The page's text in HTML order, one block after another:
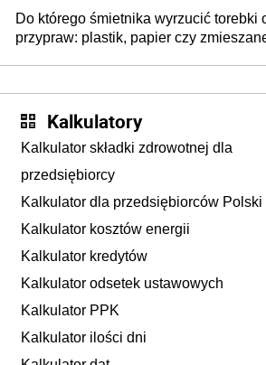
Do którego śmietnika wyrzucić torebki
przypraw: plastik, papier czy
Kalkulatory
Kalkulator składki zdrowotnej dla
przedsiębiorcy
Kalkulator dla przedsiębiorców Polski
Kalkulator kosztów energii
Kalkulator kredytów
Kalkulator odsetek ustawowych
Kalkulator PPK
Kalkulator ilości dni